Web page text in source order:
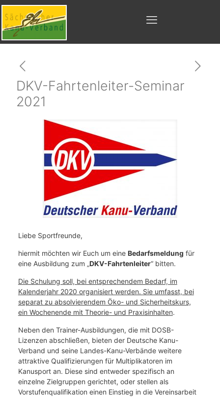
DKV-Fahrtenleiter-Seminar
2021
Liebe Sportfreunde,
hiermit möchten wir Euch um eine Bedarfsmeldung für
eine Ausbildung zum „DKV-Fahrtenleiter“ bitten.
Die Schulung soll, bei entsprechendem Bedarf, im
Kalenderjahr 2020 organisiert werden. Sie umfasst, bei
separat zu absolvierendem Öko- und Sicherheitskurs,
ein Wochenende mit Theorie- und Praxisinhalten.
Neben den Trainer-Ausbildungen, die mit DOSB-
Lizenzen abschließen, bieten der Deutsche Kanu-
Verband und seine Landes-Kanu-Verbände weitere
attraktive Qualifizierungen für Multiplikatoren im
Kanusport an. Diese sind entweder spezifisch an
einzelne Zielgruppen gerichtet, oder stellen als
Vorstufenqualifikation einen Einstieg in die Vereinsarbeit